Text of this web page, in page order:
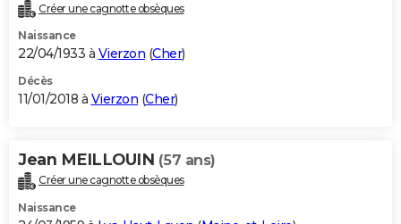
Créer une cagnotte obsèques
Naissance
22/04/1933 à Vierzon (Cher)
Décès
11/01/2018 à Vierzon (Cher)
Jean MEILLOUIN (57 ans)
Créer une cagnotte obsèques
Naissance